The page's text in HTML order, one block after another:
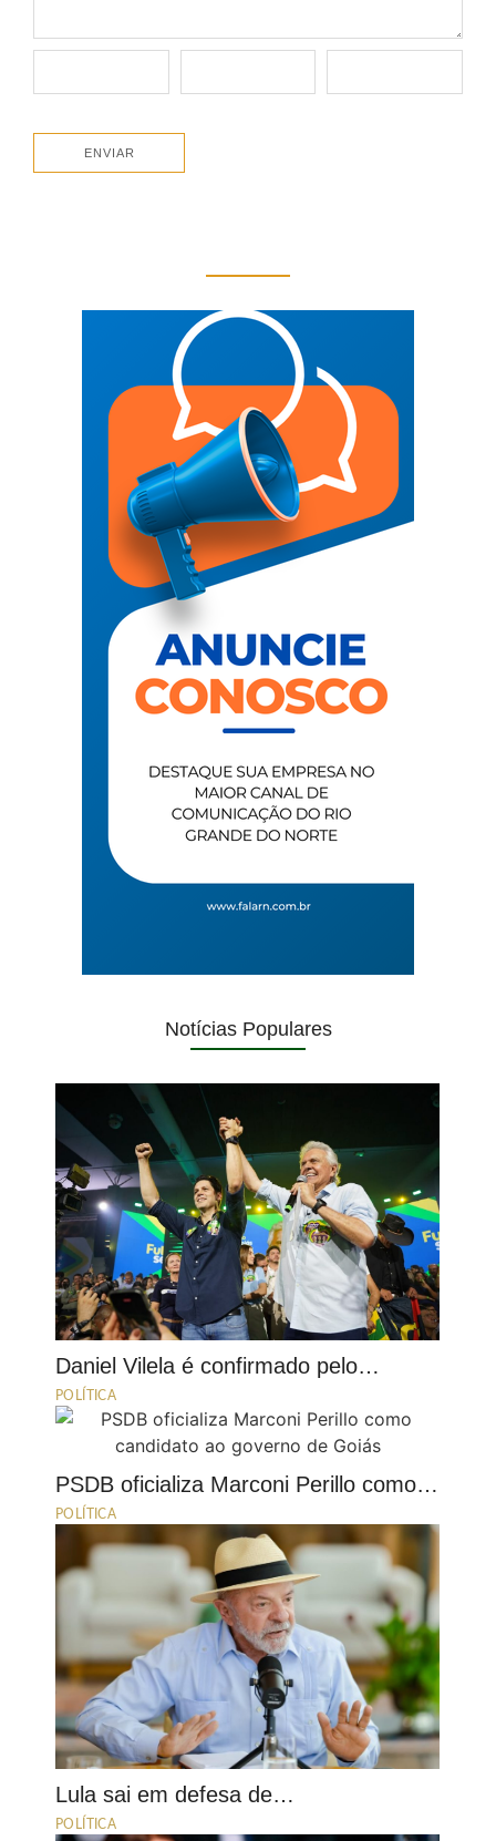
Notícias Populares
Daniel Vilela é confirmado pelo…
POLÍTICA
PSDB oficializa Marconi Perillo como…
POLÍTICA
Lula sai em defesa de…
POLÍTICA